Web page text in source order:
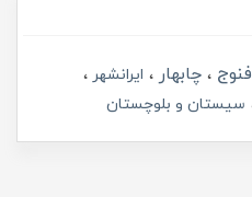
فنوج چابهار
ایرانشهر
سیستان و بلوچستان